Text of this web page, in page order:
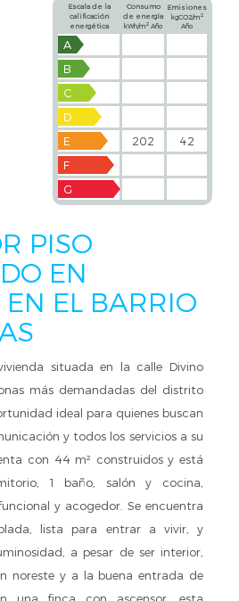
Escala de la
calificación
energética
Consumo
de energía
kWh/m2 Año
Emisiones
kgCO2/m 2
Año
A
B
C
D
E
202
42
F
G
PISO
EN
EL BARRIO
situada en la calle Divino
más demandadas del distrito
ideal para quienes buscan
y todos los servicios a su
con 44 m² construidos y está
1 baño, salón y cocina,
y acogedor. Se encuentra
lista para entrar a vivir, y
a pesar de ser interior,
noreste y a la buena entrada de